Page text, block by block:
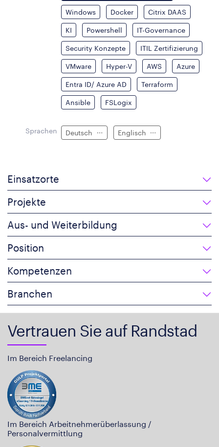
Windows Docker Citrix DAAS
KI Powershell IT-Governance
Security Konzepte ITIL Zertifizierung
VMware Hyper-V AWS Azure
Entra ID/ Azure AD Terraform
Ansible FSLogix
Sprachen Deutsch Englisch
Einsatzorte
Projekte
Aus- und Weiterbildung
Position
Kompetenzen
Branchen
Vertrauen Sie auf Randstad
Im Bereich Freelancing
Im Bereich Arbeitnehmerüberlassung /
Personalvermittlung